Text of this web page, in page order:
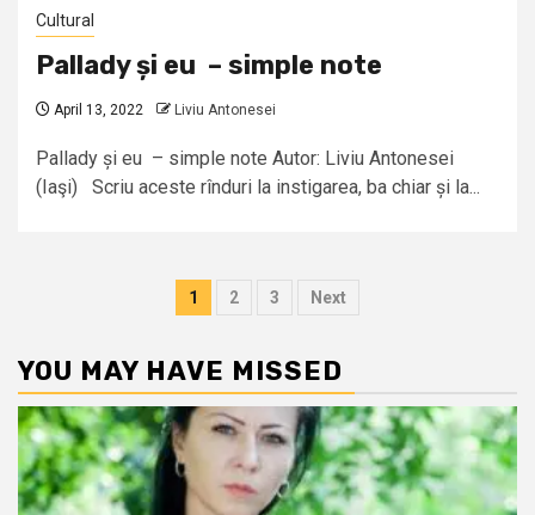
Cultural
Pallady și eu – simple note
April 13, 2022 Liviu Antonesei
Pallady și eu – simple note Autor: Liviu Antonesei
(Iaşi) Scriu aceste rînduri la instigarea, ba chiar și la...
Posts
1 2 3 Next
YOU MAY HAVE MISSED